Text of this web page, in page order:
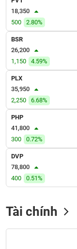
18,350
500
2.80%
BSR
26,200
1,150
4.59%
PLX
35,950
2,250
6.68%
PHP
41,800
300
0.72%
DVP
78,800
400
0.51%
Tài chính
VỤ
TRUYỀN
THÔNG
TIỆN
BẤT
ĐỘNG
SẢN
Mã
chứng